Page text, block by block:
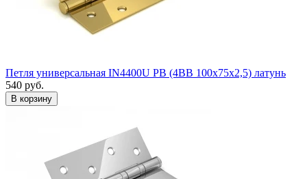
Петля универсальная IN4400U PB (4BB 100x75x2,5) латунь
540 руб.